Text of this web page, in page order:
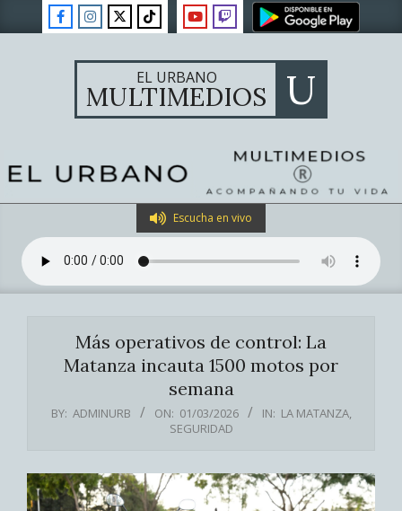
to
EL URBANO
MULTIMEDIOS U
Navigation
Menu
Escucha en vivo
Más operativos de control: La
Matanza incauta 1500 motos por
semana
BY: ADMINURB ON: 01/03/2026 IN: LA MATANZA,
SEGURIDAD